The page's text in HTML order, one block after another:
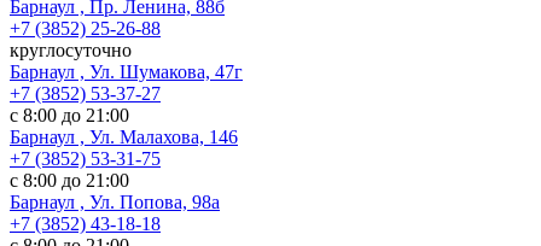
Барнаул , Пр. Ленина, 88б
+7 (3852) 25-26-88
круглосуточно
Барнаул , Ул. Шумакова, 47г
+7 (3852) 53-37-27
с 8:00 до 21:00
Барнаул , Ул. Малахова, 146
+7 (3852) 53-31-75
с 8:00 до 21:00
Барнаул , Ул. Попова, 98а
+7 (3852) 43-18-18